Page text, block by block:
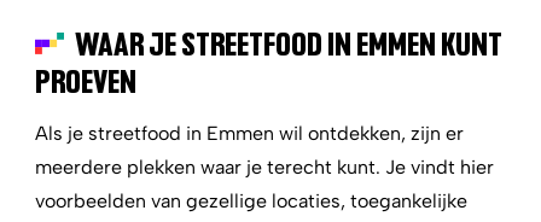
WAAR JE STREETFOOD IN EMMEN KUNT
PROEVEN
Als je streetfood in Emmen wil ontdekken, zijn er
meerdere plekken waar je terecht kunt. Je vindt hier
voorbeelden van gezellige locaties, toegankelijke